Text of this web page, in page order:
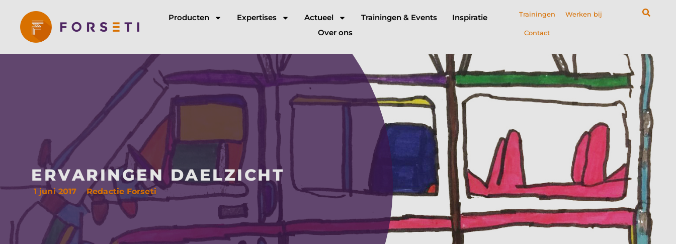
Producten Expertises Actueel Trainingen & Events
Inspiratie
Over ons
Trainingen Werken bij
Contact
ERVARINGEN DAELZICHT
1 juni 2017 Redactie Forseti